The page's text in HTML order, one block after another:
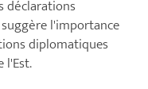
déclarations
l'importance
diplomatiques
l'Est.